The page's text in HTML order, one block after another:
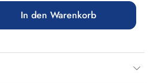
den gewünschten Wert
In den Warenkorb